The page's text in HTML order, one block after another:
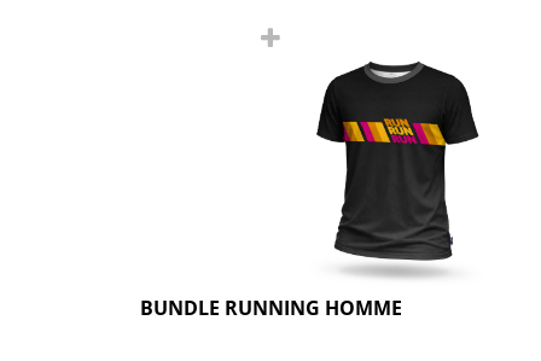
BUNDLE RUNNING HOMME